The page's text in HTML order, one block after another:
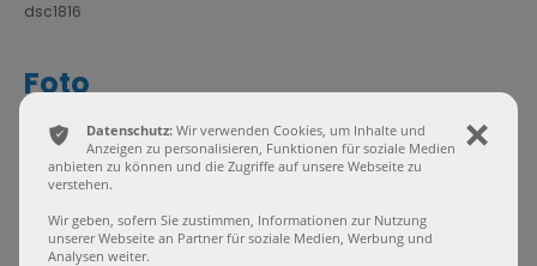
dsc1816
Foto
Anbieter
Hauseigener Bildbestand
Urhebervermerk
HLL Rechtsanwälte
ı
ͳ Datenschutz: Wir verwenden Cookies, um Inhalte und
Anzeigen zu personalisieren, Funktionen für soziale Medien
anbieten zu können und die Zugriffe auf unsere Webseite zu
verstehen.
Wir geben, sofern Sie zustimmen, Informationen zur Nutzung
unserer Webseite an Partner für soziale Medien, Werbung und
Analysen weiter.